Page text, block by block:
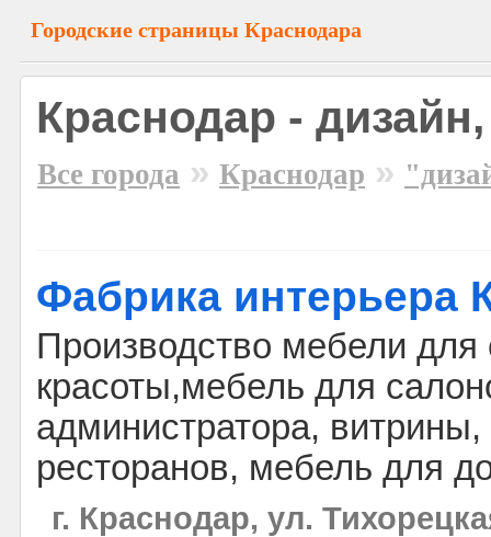
Городские страницы Краснодара
Краснодар -
Все города » Краснодар »
Фабрика интерьера
Производство мебели для
красоты,мебель для
администратора,
ресторанов, мебель для
г. Краснодар, ул.